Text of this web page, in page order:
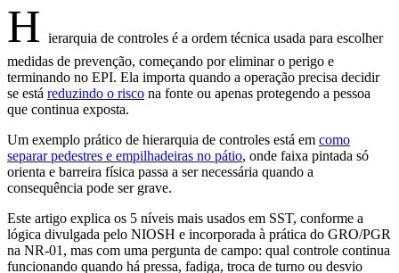
H ierarquia de controles é a ordem técnica usada para escolher
medidas de prevenção, começando por eliminar o perigo e
terminando no EPI. Ela importa quando a operação precisa decidir
se está reduzindo o risco na fonte ou apenas protegendo a pessoa
que continua exposta.
Um exemplo prático de hierarquia de controles está em como
separar pedestres e empilhadeiras no pátio, onde faixa pintada só
orienta e barreira física passa a ser necessária quando a
consequência pode ser grave.
Este artigo explica os 5 níveis mais usados em SST, conforme a
lógica divulgada pelo NIOSH e incorporada à prática do GRO/PGR
na NR-01, mas com uma pergunta de campo: qual controle continua
funcionando quando há pressa, fadiga, troca de turno ou desvio